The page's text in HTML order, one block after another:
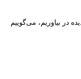
گندیده در بیاوریم، می‌گوییم